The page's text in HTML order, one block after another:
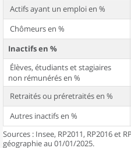
Actifs ayant un emploi en %
Chômeurs en %
Inactifs en %
Élèves, étudiants et stagiaires
non rémunérés en %
Retraités ou préretraités en %
Autres inactifs en %
Sources : Insee, RP2011, RP2016 et
géographie au 01/01/2025.